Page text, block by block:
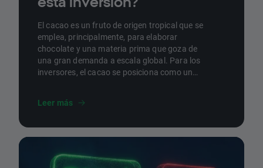
El cacao es un fruto de origen tropical que se
emplea, principalmente, para elaborar
chocolate y una materia prima que goza de
una gran demanda a escala global. Para los
inversores, el cacao se posiciona como un
repasamos cómo invertir en cacao, las
Leer más